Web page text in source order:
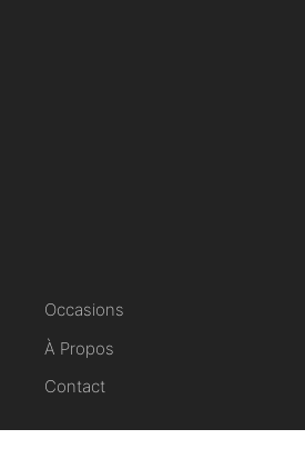
Occasions
À Propos
Contact